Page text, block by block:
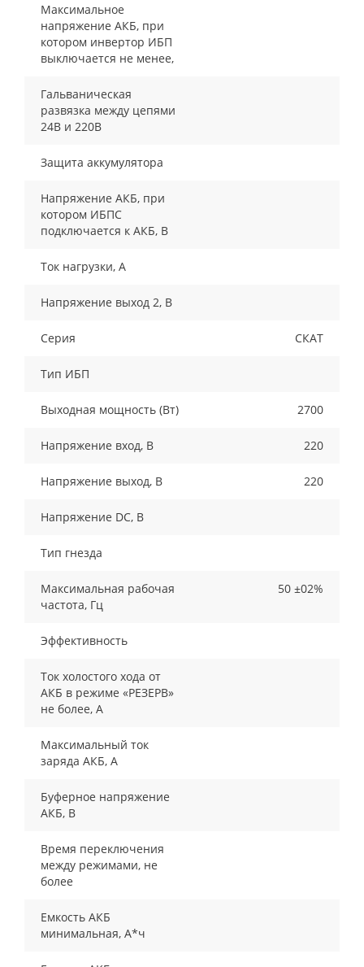
Максимальное
напряжение АКБ, при
котором инвертор ИБП
выключается не менее,
Гальваническая
развязка между цепями
24В и 220В
Защита аккумулятора
Напряжение АКБ, при
котором ИБПС
подключается к АКБ, В
Ток нагрузки, A
Напряжение выход 2, В
Серия СКАТ
Тип ИБП
Выходная мощность (Вт) 2700
Напряжение вход, В 220
Напряжение выход, В 220
Напряжение DC, В
Тип гнезда
Максимальная рабочая
частота, Гц
50 ±02%
Эффективность
Ток холостого хода от
АКБ в режиме «РЕЗЕРВ»
не более, А
Максимальный ток
заряда АКБ, А
Буферное напряжение
АКБ, В
Время переключения
между режимами, не
более
Емкость АКБ
минимальная, А*ч